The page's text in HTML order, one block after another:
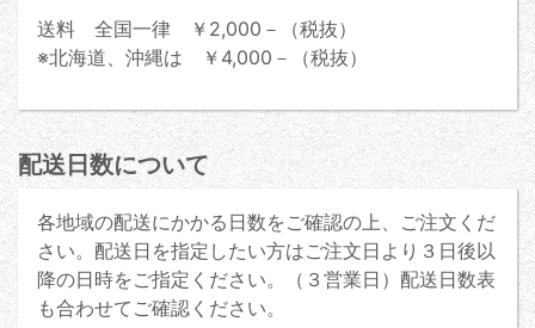
送料 全国一律 ￥2,000－（税抜）
※北海道、沖縄は ￥4,000－（税抜）
配送日数について
各地域の配送にかかる日数をご確認の上、ご注文くだ
さい。配送日を指定したい方はご注文日より３日後以
降の日時をご指定ください。（３営業日）配送日数表
も合わせてご確認ください。